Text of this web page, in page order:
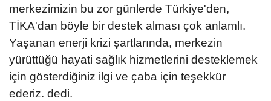
merkezimizin bu zor günlerde Türkiye'den,
TİKA'dan böyle bir destek alması çok anlamlı.
Yaşanan enerji krizi şartlarında, merkezin
yürüttüğü hayati sağlık hizmetlerini desteklemek
için gösterdiğiniz ilgi ve çaba için teşekkür
ederiz. dedi.